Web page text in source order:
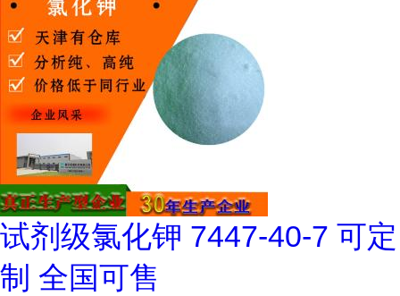
试剂级氯化钾 7447-40-7 可定
制 全国可售